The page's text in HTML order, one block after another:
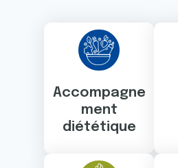
Accompagne
ment
diététique